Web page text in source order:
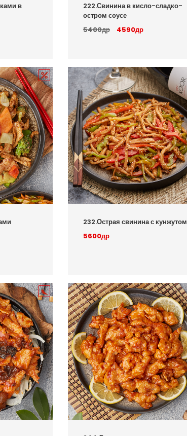
в
222.Свинина в кисло-сладко-
остром соусе
5400др
4590др
232.Острая свинина с кунжутом
5600др